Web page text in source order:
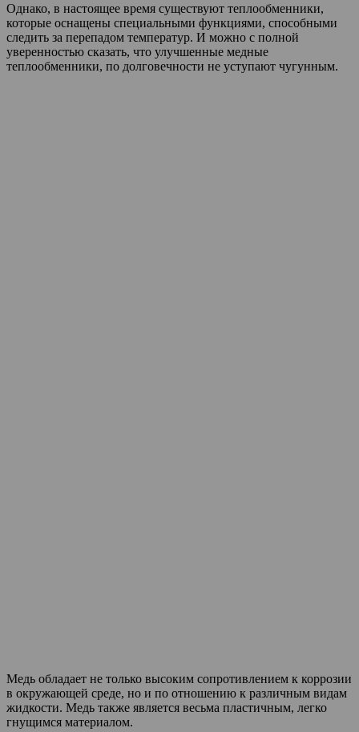
Однако, в настоящее время существуют теплообменники,
которые оснащены специальными функциями, способными
следить за перепадом температур. И можно с полной
уверенностью сказать, что улучшенные медные
теплообменники, по долговечности не уступают чугунным.
Медь обладает не только высоким сопротивлением к коррозии
в окружающей среде, но и по отношению к различным видам
жидкости. Медь также является весьма пластичным, легко
гнущимся материалом.